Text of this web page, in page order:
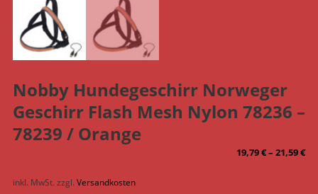
Nobby Hundegeschirr Norweger
Geschirr Flash Mesh Nylon 78236 –
78239 / Orange
19,79€–21,59€
inkl. MwSt.zzgl.Versandkosten